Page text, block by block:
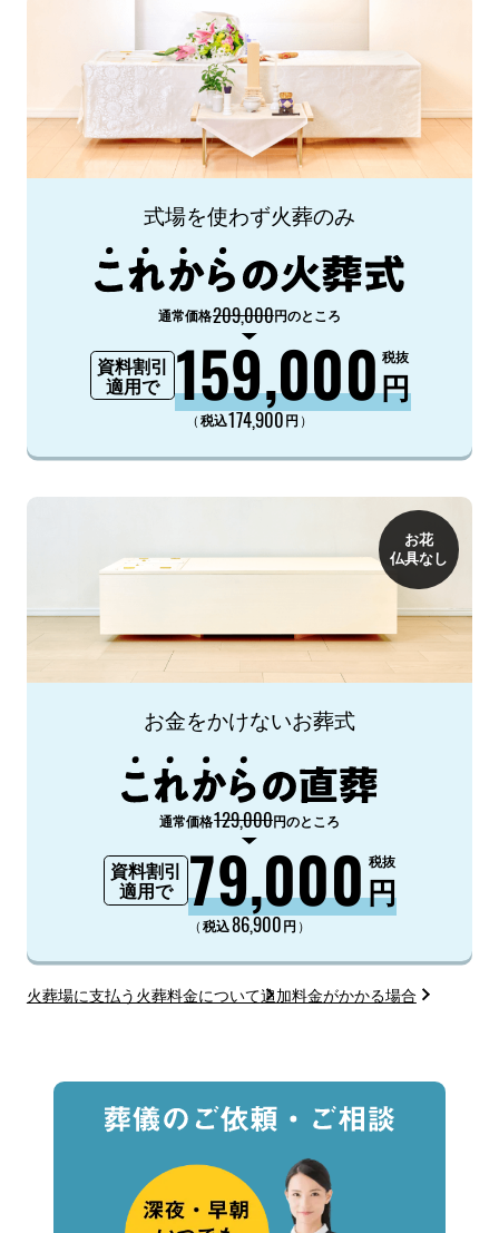
式場を使わず火葬のみ
通常価格209,000円のところ
資料割引
適用で
159,000円
税抜
（税込174,900円 ）
お花
仏具なし
お金をかけないお葬式
通常価格129,000円のところ
資料割引
適用で
79,000円
税抜
（税込86,900円 ）
火葬場に支払う火葬料金について追加料金がかかる場合